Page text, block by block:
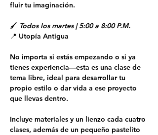
fluir tu imaginación.
🖌 Todos los martes | 5:00 a 8:00 P.M.
📍 Utopía Antigua
No importa si estás empezando o si ya
tienes experiencia—esta es una clase de
tema libre, ideal para desarrollar tu
propio estilo o dar vida a ese proyecto
que llevas dentro.
Incluye materiales y un lienzo cada cuatro
clases, además de un pequeño pastelito